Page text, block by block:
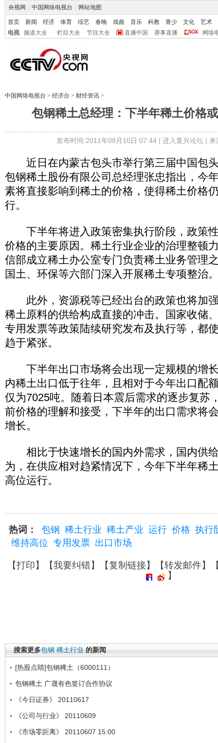
央视网 中国网络电视台 网站地图
首页 新闻 经济 体育 综艺 春晚 戏曲 音乐 科教 青少 文化
艺术
电视
频道大全 栏目大全 节目大全 直播中国 赛事直播 网络
中国网络电视台 > 经济台 > 财经资讯 >
包钢稀土总经理：下半年稀土价格
发布时间:2011年08月10日 07:44 | 进入复兴论坛| 来
近日在内蒙古包头市举行第三届中国包头
包钢稀土股份有限公司总经理张忠指出，今
素将直接影响到稀土的价格，使得稀土价格
行。
下半年将进入政策密集执行阶段，政策
价格的主要原因。稀土行业企业的治理整顿
信部成立稀土办公室专门负责稀土业务管理
国土、环保等六部门深入开展稀土专项整治
此外，资源税等已经出台的政策也将加
稀土原料的供给构成直接的冲击。国家收储
专用发票等政策陆续研究发布及执行等，都
趋于紧张。
下半年出口市场将会出现一定规模的增
内稀土出口低于往年，且相对于今年出口配
仅为7025吨。随着日本震后需求的逐步复苏
前价格的理解和接受，下半年的出口需求将
增长。
相比于快速增长的国内外需求，国内供
为，在供应相对趋紧情况下，今年下半年稀
高位运行。
热词： 包钢 稀土行业 稀土产业 运行 价格 执行
维持高位 专用发票 出口市场
【打印】【我要纠错】【复制链接】【转发邮件】
】
搜索更多包钢 稀土行业 的新闻
[热股点睛]包钢稀土（6000111）
包钢稀土 广晟有色签订合作协议
《今日证券》 20110617
《公司与行业》 20110609
《市场零距离》 20110607 15:00